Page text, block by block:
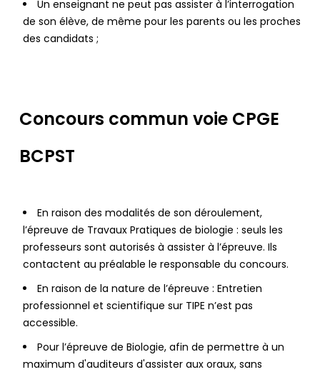
Un enseignant ne peut pas assister à l’interrogation
de son élève, de même pour les parents ou les proches
des candidats ;
Concours commun voie CPGE
BCPST
En raison des modalités de son déroulement,
l’épreuve de Travaux Pratiques de biologie : seuls les
professeurs sont autorisés à assister à l’épreuve. Ils
contactent au préalable le responsable du concours.
En raison de la nature de l’épreuve : Entretien
professionnel et scientifique sur TIPE n’est pas
accessible.
Pour l’épreuve de Biologie, afin de permettre à un
maximum d'auditeurs d'assister aux oraux, sans